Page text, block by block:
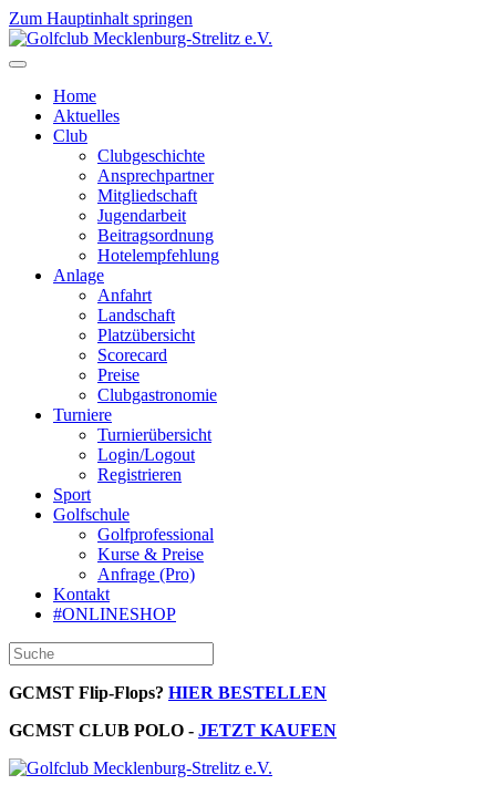
Zum Hauptinhalt springen
Home
Aktuelles
Club
Clubgeschichte
Ansprechpartner
Mitgliedschaft
Jugendarbeit
Beitragsordnung
Hotelempfehlung
Anlage
Anfahrt
Landschaft
Platzübersicht
Scorecard
Preise
Clubgastronomie
Turniere
Turnierübersicht
Login/Logout
Registrieren
Sport
Golfschule
Golfprofessional
Kurse & Preise
Anfrage (Pro)
Kontakt
#ONLINESHOP
GCMST Flip-Flops? HIER BESTELLEN
GCMST CLUB POLO - JETZT KAUFEN